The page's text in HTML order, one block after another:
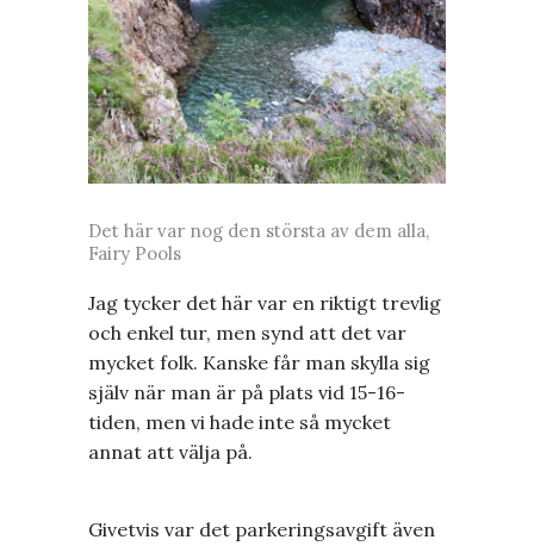
Det här var nog den största av dem alla,
Fairy Pools
Jag tycker det här var en riktigt trevlig
och enkel tur, men synd att det var
mycket folk. Kanske får man skylla sig
själv när man är på plats vid 15-16-
tiden, men vi hade inte så mycket
annat att välja på.
Givetvis var det parkeringsavgift även